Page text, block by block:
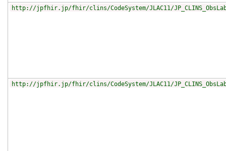
http://jpfhir.jp/fhir/clins/CodeSystem/JLAC11/
http://jpfhir.jp/fhir/clins/CodeSystem/JLAC11/